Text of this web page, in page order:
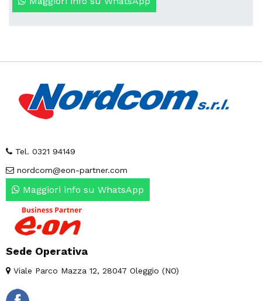
Tel. 0321 94149
nordcom@eon-partner.com
Maggiori info su WhatsApp
Sede Operativa
Viale Parco Mazza 12, 28047 Oleggio (NO)